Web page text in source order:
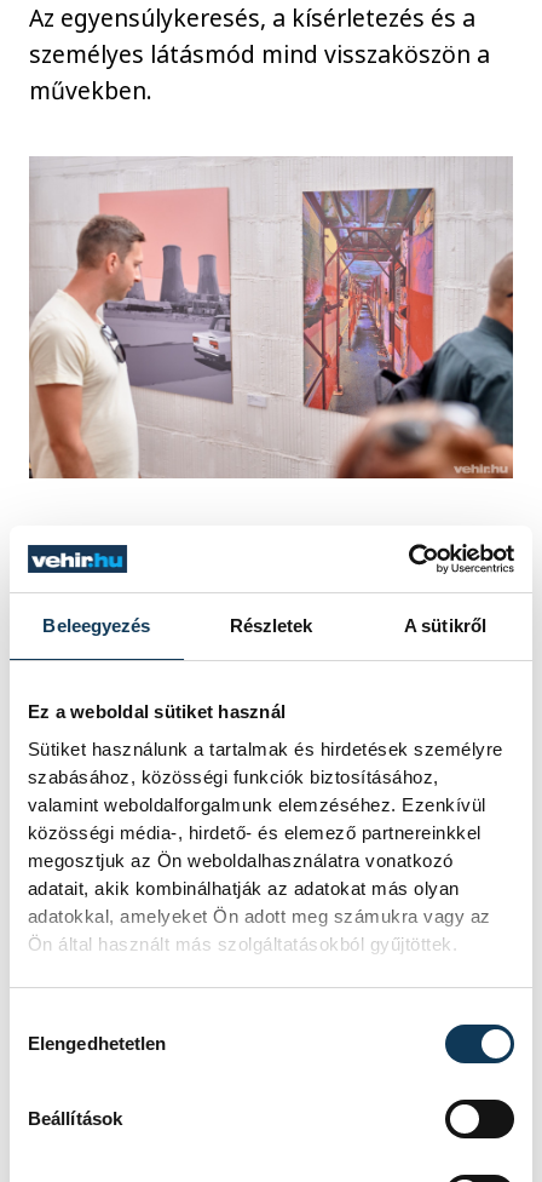
Beleegyezés Részletek A sütikről
Ez a weboldal sütiket használ
Sütiket használunk a tartalmak és hirdetések személyre
szabásához, közösségi funkciók biztosításához,
valamint weboldalforgalmunk elemzéséhez. Ezenkívül
közösségi média-, hirdető- és elemező partnereinkkel
megosztjuk az Ön weboldalhasználatra vonatkozó
adatait, akik kombinálhatják az adatokat más olyan
adatokkal, amelyeket Ön adott meg számukra vagy az
Ön által használt más szolgáltatásokból gyűjtöttek.
Elengedhetetlen
Beállítások
Az egyensúlykeresés, a kísérletezés és a
személyes látásmód mind visszaköszön a
művekben.
A Mirror – Face to Face tehát valójában egy
élő, nemzetközi művészeti párbeszéd,
amely megmutatja, hogyan reagálnak a
grafikusok a gyorsan változó világ
intelligenciáról, digitális kultúráról vagy
épp az európai identitás
újrafogalmazásáról.
kultúra
kiállítás